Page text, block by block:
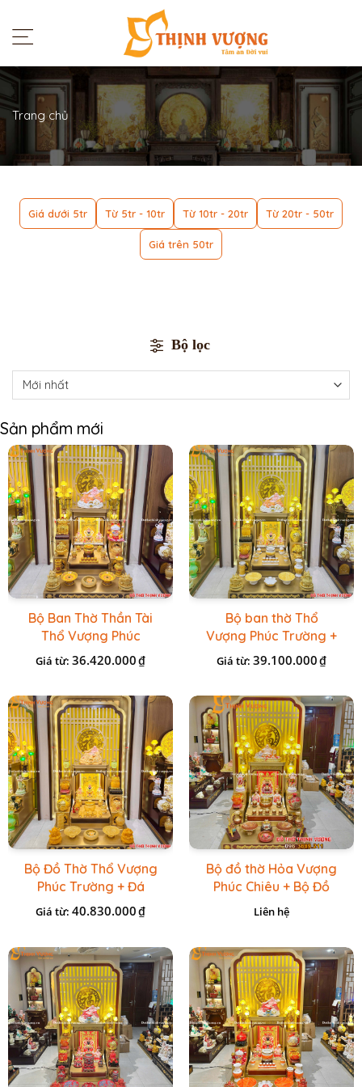
Trang chủ
Giá dưới 5tr Từ 5tr - 10tr Từ 10tr - 20tr Từ 20tr - 50tr
Giá trên 50tr
Bộ lọc
Sản phẩm mới
Bộ Ban Thờ Thần Tài
Thổ Vượng Phúc
Trường + Bộ Đồ Sứ
Cao Cấp Gấm Vàng
Giá từ: 36.420.000₫
Bộ ban thờ Thổ
Vượng Phúc Trường +
Đồ Sứ Vàng Đá Cao
Giá từ: 39.100.000₫
Bộ Đồ Thờ Thổ Vượng
Phúc Trường + Đá
Onix Vàng
Giá từ: 40.830.000₫
Bộ đồ thờ Hỏa Vượng
Phúc Chiêu + Bộ Đồ
Thờ Đá Đỏ Bọc Đồng
Cao cấp
Liên hệ